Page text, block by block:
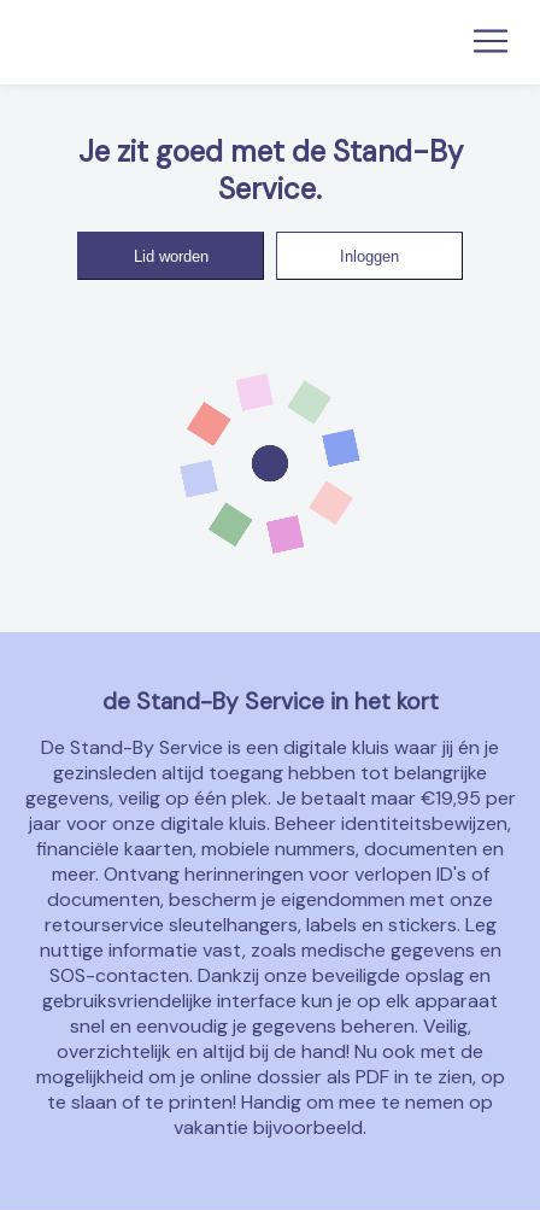
Je zit goed met de Stand-By
Service.
Lid worden Inloggen
de Stand-By Service in het kort
De Stand-By Service is een digitale kluis waar jij én je
gezinsleden altijd toegang hebben tot belangrijke
gegevens, veilig op één plek. Je betaalt maar €19,95 per
jaar voor onze digitale kluis. Beheer identiteitsbewijzen,
financiële kaarten, mobiele nummers, documenten en
meer. Ontvang herinneringen voor verlopen ID's of
documenten, bescherm je eigendommen met onze
retourservice sleutelhangers, labels en stickers. Leg
nuttige informatie vast, zoals medische gegevens en
SOS-contacten. Dankzij onze beveiligde opslag en
gebruiksvriendelijke interface kun je op elk apparaat
snel en eenvoudig je gegevens beheren. Veilig,
overzichtelijk en altijd bij de hand! Nu ook met de
mogelijkheid om je online dossier als PDF in te zien, op
te slaan of te printen! Handig om mee te nemen op
vakantie bijvoorbeeld.